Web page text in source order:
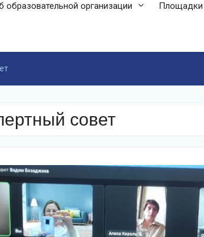
образовательной организации Площадки
совет